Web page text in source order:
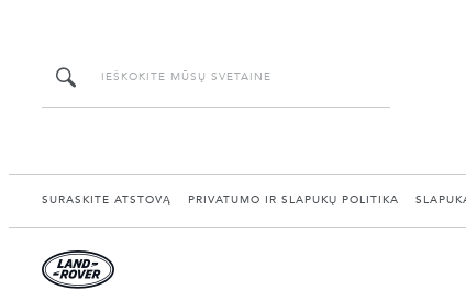
SURASKITE ATSTOVĄ PRIVATUMO IR SLAPUKŲ POLITIKA